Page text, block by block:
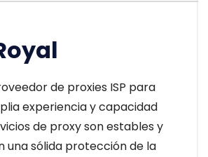
de proxies ISP para
experiencia y capacidad
de proxy son estables y
una sólida protección de la